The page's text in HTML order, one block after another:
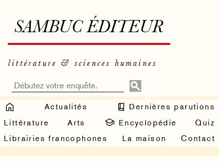
SAMBUC ÉDITEUR
littérature & sciences humaines
Actualités
Dernières parutions
Littérature
Arts Encyclopédie
Quiz
Librairies francophones
La maison Contact